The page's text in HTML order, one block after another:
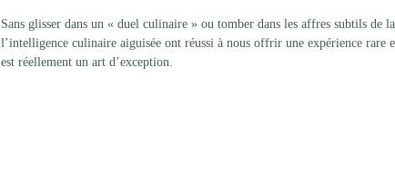
Sans glisser dans un « duel culinaire » ou tomber dans les affres subtils de
l’intelligence culinaire aiguisée ont réussi à nous offrir une expérience rare
est réellement un art d’exception.